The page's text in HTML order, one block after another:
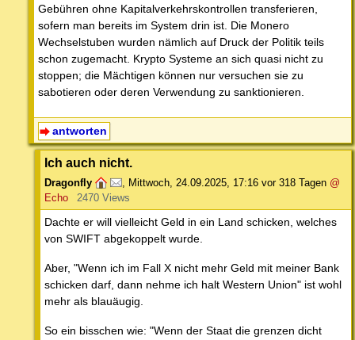
Gebühren ohne Kapitalverkehrskontrollen transferieren,
sofern man bereits im System drin ist. Die Monero
Wechselstuben wurden nämlich auf Druck der Politik teils
schon zugemacht. Krypto Systeme an sich quasi nicht zu
stoppen; die Mächtigen können nur versuchen sie zu
sabotieren oder deren Verwendung zu sanktionieren.
antworten
Ich auch nicht.
Dragonfly , Mittwoch, 24.09.2025, 17:16 vor 318 Tagen @
Echo
2470 Views
Dachte er will vielleicht Geld in ein Land schicken, welches
von SWIFT abgekoppelt wurde.
Aber, "Wenn ich im Fall X nicht mehr Geld mit meiner Bank
schicken darf, dann nehme ich halt Western Union" ist wohl
mehr als blauäugig.
So ein bisschen wie: "Wenn der Staat die grenzen dicht